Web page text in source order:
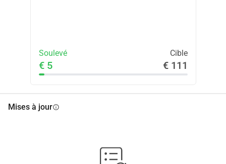
Soulevé Cible
€ 5 € 111
Mises à jourinfo